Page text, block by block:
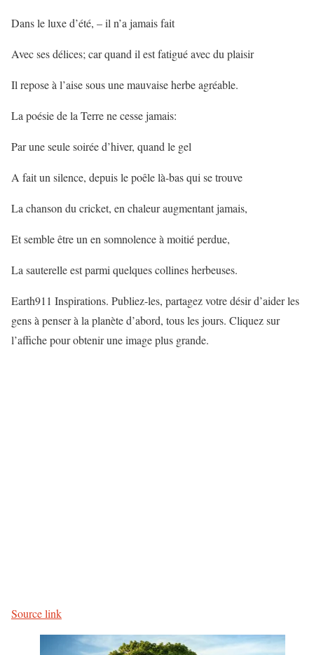
Dans le luxe d’été, – il n’a jamais fait
Avec ses délices; car quand il est fatigué avec du plaisir
Il repose à l’aise sous une mauvaise herbe agréable.
La poésie de la Terre ne cesse jamais:
Par une seule soirée d’hiver, quand le gel
A fait un silence, depuis le poêle là-bas qui se trouve
La chanson du cricket, en chaleur augmentant jamais,
Et semble être un en somnolence à moitié perdue,
La sauterelle est parmi quelques collines herbeuses.
Earth911 Inspirations. Publiez-les, partagez votre désir d’aider les
gens à penser à la planète d’abord, tous les jours. Cliquez sur
l’affiche pour obtenir une image plus grande.
t
Source link